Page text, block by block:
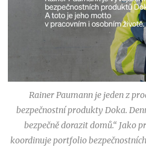
Rainer Paumann je jeden z
bezpečnostní produkty Doka.
bezpečně dorazit domů.“ Jako
koordinuje portfolio